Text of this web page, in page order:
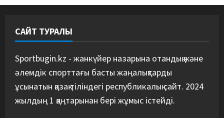
5
құрамасының бас бапкері
тағайындалды
САЙТ ТУРАЛЫ
Sportbugin.kz - жанкүйер назарына отандық және
әлемдік спорттағы басты жаңалықтарды
ұсынатын қазақ тіліндегі республикалық сайт. 2024
жылдың 1 қаңтарынан бері жұмыс істейді.